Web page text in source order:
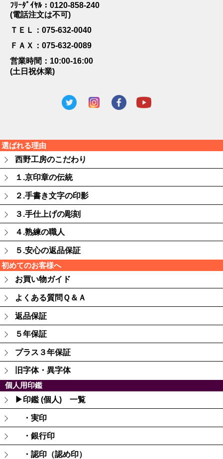
ﾌﾘｰﾀﾞｲﾔﾙ：0120-858-240
(電話注文は不可)
ＴＥＬ：075-632-0040
ＦＡＸ：075-632-0089
営業時間：10:00-16:00
(土日祝休業)
選ばれる理由
西野工房のこだわり
１.京印章の伝統
２.手書き文字の印影
３.手仕上げの彫刻
４.熟練の職人
５.安心の返品保証
初めてのお客様へ
お買い物ガイド
よくある質問Ｑ＆Ａ
返品保証
５年保証
プラス３年保証
旧字体・異字体
個人用印鑑
▶印鑑 (個人) 一覧
・実印
・銀行印
・認印（認め印）